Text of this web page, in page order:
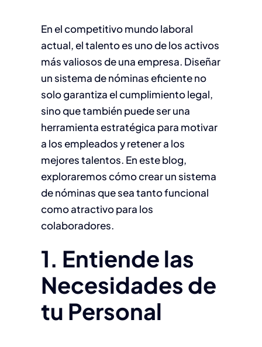
En el competitivo mundo laboral
actual, el talento es uno de los activos
más valiosos de una empresa. Diseñar
un sistema de nóminas eficiente no
solo garantiza el cumplimiento legal,
sino que también puede ser una
herramienta estratégica para motivar
a los empleados y retener a los
mejores talentos. En este blog,
exploraremos cómo crear un sistema
de nóminas que sea tanto funcional
como atractivo para los
colaboradores.
1. Entiende las
Necesidades de
tu Personal